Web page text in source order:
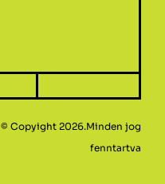
© Copyight 2026.Minden jog
fenntartva